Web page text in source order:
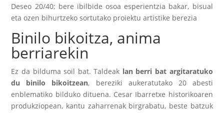
Deseo 20/40; bere ibilbide osoa esperientzia bakar, bisual
eta ozen bihurtzeko sortutako proiektu artistike berezia
Binilo bikoitza, anima
berriarekin
Ez da bilduma soil bat. Taldeak lan berri bat argitaratuko
du binilo bikoitzean, bereziki aukeratutako 20 abesti
enblematiko bilduko dituena. Cesar Ibarretxe historikoaren
produkziopean, kantu zaharrenak birgrabatu, beste batzuk